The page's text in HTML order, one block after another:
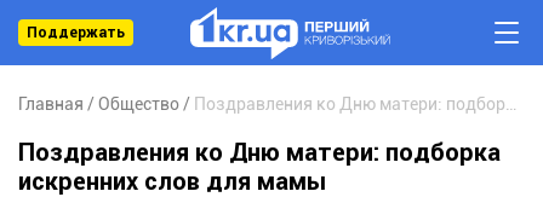
Поддержать
Главная Общество
Поздравления ко Дню матери: подборка
искренних слов для мамы